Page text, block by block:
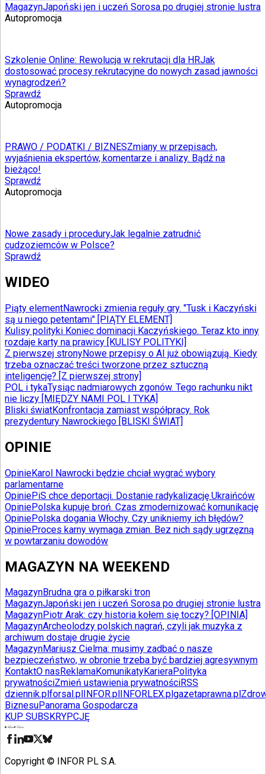
MagazynJapoński jen i uczeń Sorosa po drugiej stronie lustra
Autopromocja
Szkolenie Online: Rewolucja w rekrutacji dla HRJak
dostosować procesy rekrutacyjne do nowych zasad jawności
wynagrodzeń?
Sprawdź
Autopromocja
PRAWO / PODATKI / BIZNESZmiany w przepisach,
wyjaśnienia ekspertów, komentarze i analizy. Bądź na
bieżąco!
Sprawdź
Autopromocja
Nowe zasady i proceduryJak legalnie zatrudnić
cudzoziemców w Polsce?
Sprawdź
WIDEO
Piąty elementNawrocki zmienia reguły gry. "Tusk i Kaczyński
są u niego petentami" [PIĄTY ELEMENT]
Kulisy polityki Koniec dominacji Kaczyńskiego. Teraz kto inny
rozdaje karty na prawicy [KULISY POLITYKI]
Z pierwszej stronyNowe przepisy o AI już obowiązują. Kiedy
trzeba oznaczać treści tworzone przez sztuczną
inteligencję? [Z pierwszej strony]
POL i tykaTysiąc nadmiarowych zgonów. Tego rachunku nikt
nie liczy [MIĘDZY NAMI POL I TYKA]
Bliski światKonfrontacja zamiast współpracy. Rok
prezydentury Nawrockiego [BLISKI ŚWIAT]
OPINIE
OpinieKarol Nawrocki będzie chciał wygrać wybory
parlamentarne
OpiniePiS chce deportacji. Dostanie radykalizację Ukraińców
OpiniePolska kupuje broń. Czas zmodernizować komunikację
OpiniePolska dogania Włochy. Czy unikniemy ich błędów?
OpinieProces karny wymaga zmian. Bez nich sądy ugrzęzną
w powtarzaniu dowodów
MAGAZYN NA WEEKEND
MagazynBrudna gra o piłkarski tron
MagazynJapoński jen i uczeń Sorosa po drugiej stronie lustra
MagazynPiotr Arak: czy historia kołem się toczy? [OPINIA]
MagazynArcheolodzy polskich nagrań, czyli jak muzyka z
archiwum dostaje drugie życie
MagazynMariusz Cielma: musimy zadbać o nasze
bezpieczeństwo, w obronie trzeba być bardziej agresywnym
KontaktO nas ReklamaKomunikatyKarieraPolityka
prywatnościZmień ustawienia prywatnościRSS
dziennik.pl forsal.pl INFOR.pl INFORLEX.pl gazetaprawna.pl
BiznesuPanorama Gospodarcza
KUP SUBSKRYPCJĘ
Copyright © INFOR PL S.A.